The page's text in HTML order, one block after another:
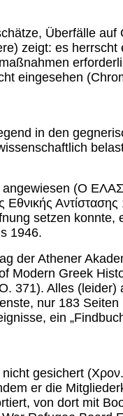
Überfälle
zeigt: es
eingesehen
in den
(Ο
setzen konnte,
1946.
der Athener
Modern Greek
371). Alles
nur 183 Seiten
ein
gesichert
er die
von dort mit